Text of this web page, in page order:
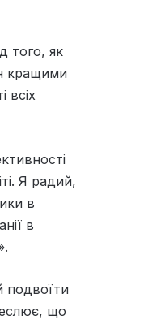
того, як
кращими
всіх
Я радий,
в
в
подвоїти
що